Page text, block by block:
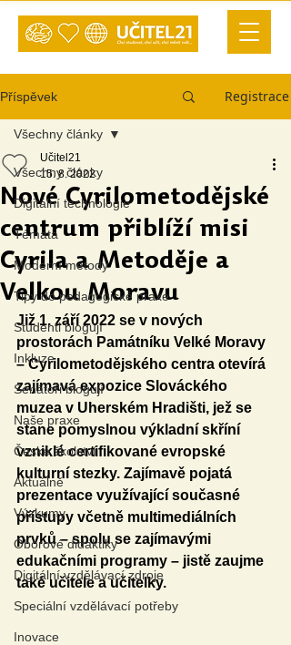
Příspěvek Registrace
Všechny články
Digitální technologie
Témata
Moderní metody
Tipy do pedagogické praxe
Studenti blogují
Inkluze
Senátoři blogují
Naše praxe
České školství
Aktuálně
Výzkumy
Oborové didaktiky
Digitální vzdělávací zdroje
Speciální vzdělávací potřeby
Inovace
Všechny články
Nové Cyrilometodějské
centrum přiblíží misi
Cyrila a Metoděje a
Velkou Moravu
Učitel21
15. 8. 2022
Již 1. září 2022 se v nových
prostorách Památníku Velké Moravy
– Cyrilometodějského centra otevírá
zajímavá expozice Slováckého
muzea v Uherském Hradišti, jež se
stane pomyslnou výkladní skříní
vzniklé certifikované evropské
kulturní stezky. Zajímavě pojatá
prezentace využívající současné
přístupy včetně multimediálních
prvků – spolu se zajímavými
edukačními programy – jistě zaujme
také učitele a učitelky.